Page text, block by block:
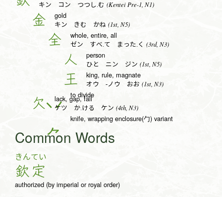
キン コン つつし.む (Kentei Pre-1, N1)
金 gold
キン きむ かね (1st, N5)
全 whole, entire, all
ゼン すべ.て まった.く (3rd, N3)
人 person
ひと ニン ジン (1st, N5)
王 king, rule, magnate
オウ -ノウ おお (1st, N3)
to divide
欠 lack, gap, fail
ケツ か.ける ケン (4th, N3)
knife, wrapping enclosure(勹) variant
Common Words
きん
欽
てい
定
authorized (by imperial or royal order)